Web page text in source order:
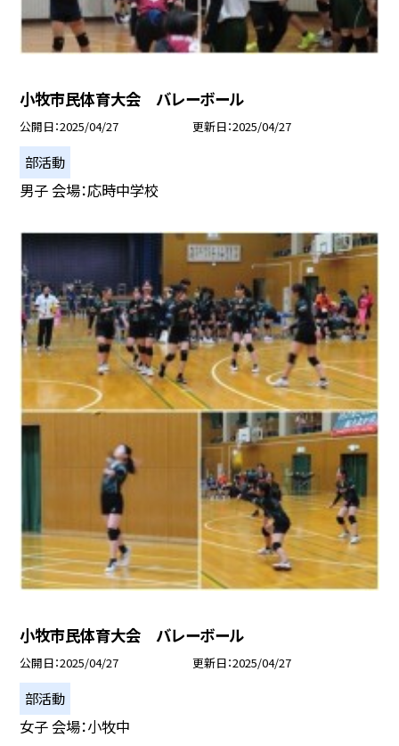
小牧市民体育大会 バレーボール
公開日 2025/04/27 更新日 2025/04/27
部活動
男子 会場：応時中学校
小牧市民体育大会 バレーボール
公開日 2025/04/27 更新日 2025/04/27
部活動
女子 会場：小牧中